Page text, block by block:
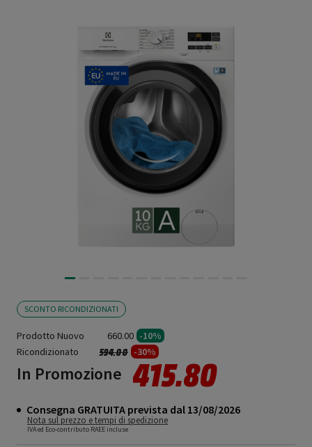
SCONTO RICONDIZIONATI
Prodotto Nuovo 660.00 -10%
Ricondizionato
Prezzo ridotto da
594.00a -30%
In Promozione 415.80
Consegna GRATUITA prevista dal 13/08/2026
Nota sul prezzo e tempi di spedizione
IVA ed Eco-contributo RAEE incluse